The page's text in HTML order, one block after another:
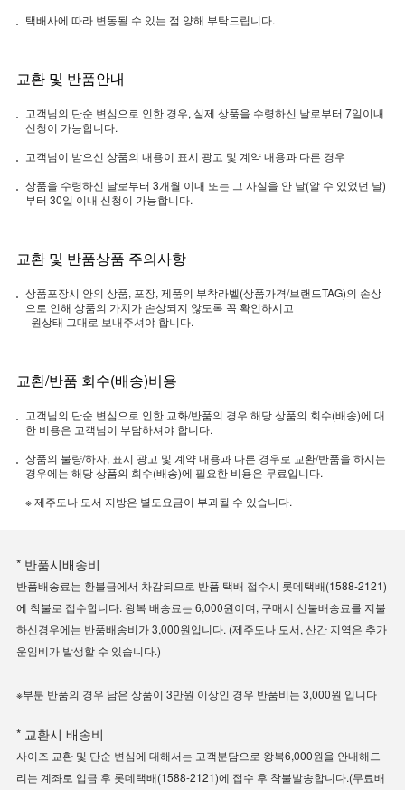
택배사에 따라 변동될 수 있는 점 양해 부탁드립니다.
교환 및 반품안내
고객님의 단순 변심으로 인한 경우, 실제 상품을 수령하신 날로부터 7일이내
신청이 가능합니다.
고객님이 받으신 상품의 내용이 표시 광고 및 계약 내용과 다른 경우
상품을 수령하신 날로부터 3개월 이내 또는 그 사실을 안 날(알 수 있었던 날)
부터 30일 이내 신청이 가능합니다.
교환 및 반품상품 주의사항
상품포장시 안의 상품, 포장, 제품의 부착라벨(상품가격/브랜드TAG)의 손상
으로 인해 상품의 가치가 손상되지 않도록 꼭 확인하시고
원상태 그대로 보내주셔야 합니다.
교환/반품 회수(배송)비용
고객님의 단순 변심으로 인한 교화/반품의 경우 해당 상품의 회수(배송)에 대
한 비용은 고객님이 부담하셔야 합니다.
상품의 불량/하자, 표시 광고 및 계약 내용과 다른 경우로 교환/반품을 하시는
경우에는 해당 상품의 회수(배송)에 필요한 비용은 무료입니다.
※ 제주도나 도서 지방은 별도요금이 부과될 수 있습니다.
* 반품시배송비
반품배송료는 환불금에서 차감되므로 반품 택배 접수시 롯데택배(1588-2121)
에 착불로 접수합니다. 왕복 배송료는 6,000원이며, 구매시 선불배송료를 지불
하신경우에는 반품배송비가 3,000원입니다. (제주도나 도서, 산간 지역은 추가
운임비가 발생할 수 있습니다.)
※부분 반품의 경우 남은 상품이 3만원 이상인 경우 반품비는 3,000원 입니다
* 교환시 배송비
사이즈 교환 및 단순 변심에 대해서는 고객분담으로 왕복6,000원을 안내해드
리는 계좌로 입금 후 롯데택배(1588-2121)에 접수 후 착불발송합니다.(무료배